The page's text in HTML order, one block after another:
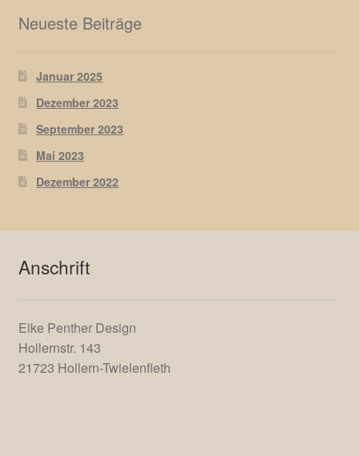
Neueste Beiträge
Januar 2025
Dezember 2023
Dezember 2022